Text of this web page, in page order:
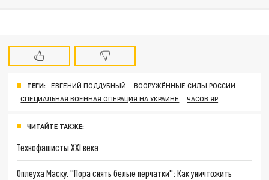
ТЕГИ: ЕВГЕНИЙ ПОДДУБНЫЙ
ВООРУЖЁННЫЕ СИЛЫ РОССИИ
СПЕЦИАЛЬНАЯ ВОЕННАЯ ОПЕРАЦИЯ НА УКРАИНЕ
ЧАСОВ ЯР
ЧИТАЙТЕ ТАКЖЕ:
Технофашисты XXI века
Оплеуха Маску. "Пора снять белые перчатки": Как уничтожить